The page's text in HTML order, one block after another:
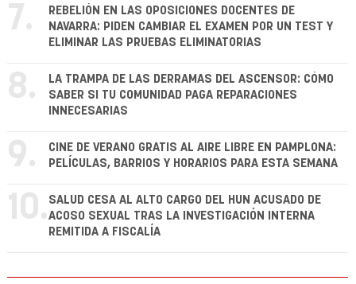
7.
REBELIÓN EN LAS OPOSICIONES DOCENTES DE
NAVARRA: PIDEN CAMBIAR EL EXAMEN POR UN TEST Y
ELIMINAR LAS PRUEBAS ELIMINATORIAS
8.
LA TRAMPA DE LAS DERRAMAS DEL ASCENSOR: CÓMO
SABER SI TU COMUNIDAD PAGA REPARACIONES
INNECESARIAS
9.
CINE DE VERANO GRATIS AL AIRE LIBRE EN PAMPLONA:
PELÍCULAS, BARRIOS Y HORARIOS PARA ESTA SEMANA
10. SALUD CESA AL ALTO CARGO DEL HUN ACUSADO DE
ACOSO SEXUAL TRAS LA INVESTIGACIÓN INTERNA
REMITIDA A FISCALÍA